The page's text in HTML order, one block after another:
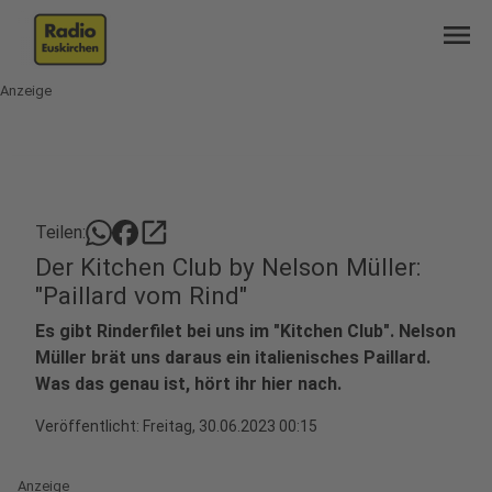
menu
Anzeige
Teilen: open_in_new
Der Kitchen Club by Nelson Müller:
"Paillard vom Rind"
Es gibt Rinderfilet bei uns im "Kitchen Club". Nelson
Müller brät uns daraus ein italienisches Paillard.
Was das genau ist, hört ihr hier nach.
Veröffentlicht: Freitag, 30.06.2023 00:15
Anzeige